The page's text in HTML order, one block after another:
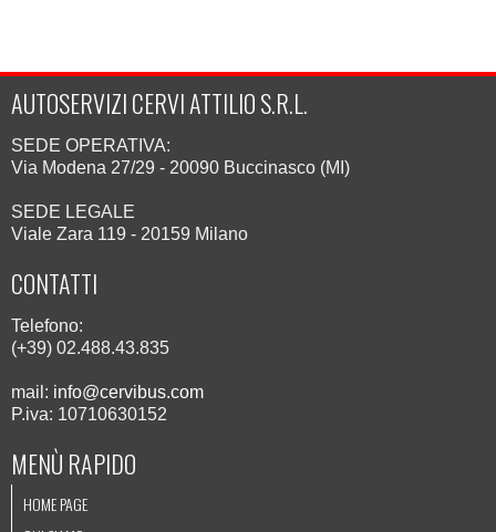
AUTOSERVIZI CERVI ATTILIO S.R.L.
SEDE OPERATIVA:
Via Modena 27/29 - 20090 Buccinasco (MI)
SEDE LEGALE
Viale Zara 119 - 20159 Milano
CONTATTI
Telefono:
(+39) 02.488.43.835
mail: info@cervibus.com
P.iva: 10710630152
MENÙ RAPIDO
HOME PAGE